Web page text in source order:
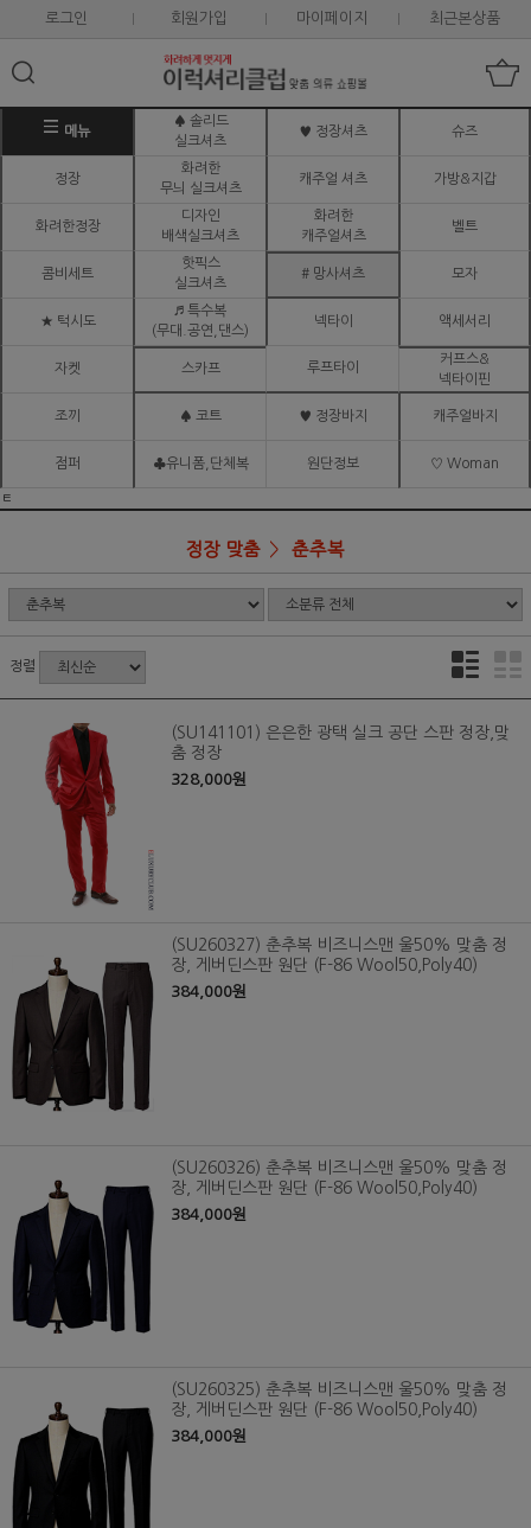
로그인 회원가입 마이페이지 최근본상품
메뉴
♠ 솔리드
실크셔츠
♥ 정장셔츠 슈즈
정장
화려한
무늬 실크셔츠
캐주얼 셔츠 가방&지갑
화려한정장
디자인
배색실크셔츠
화려한
캐주얼셔츠
벨트
콤비세트
핫픽스
실크셔츠
# 망사셔츠 모자
★ 턱시도
♬ 특수복
(무대.공연,댄스)
넥타이 액세서리
자켓 스카프 루프타이
커프스&
넥타이핀
조끼 ♠ 코트 ♥ 정장바지 캐주얼바지
점퍼 ♣유니폼,단체복 원단정보 ♡ Woman
ㅌ
정장 맞춤 춘추복
정렬
(SU141101) 은은한 광택 실크 공단 스판 정장,맞
춤 정장
328,000원
(SU260327) 춘추복 비즈니스맨 울50% 맞춤 정
장, 게버딘스판 원단 (F-86 Wool50,Poly40)
384,000원
(SU260326) 춘추복 비즈니스맨 울50% 맞춤 정
장, 게버딘스판 원단 (F-86 Wool50,Poly40)
384,000원
(SU260325) 춘추복 비즈니스맨 울50% 맞춤 정
장, 게버딘스판 원단 (F-86 Wool50,Poly40)
384,000원